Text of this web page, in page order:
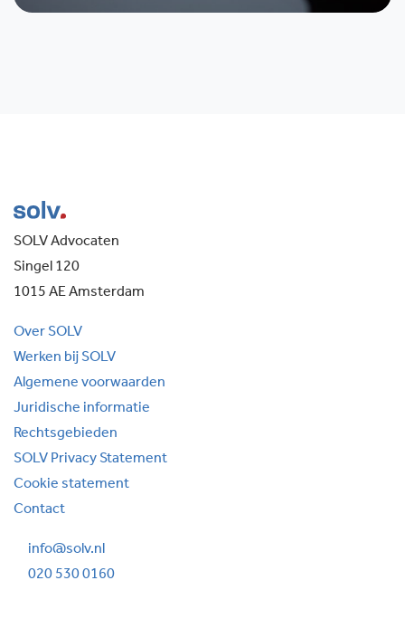
SOLV Advocaten
Singel 120
1015 AE Amsterdam
Over SOLV
Werken bij SOLV
Algemene voorwaarden
Juridische informatie
Rechtsgebieden
SOLV Privacy Statement
Cookie statement
Contact
info@solv.nl
020 530 0160